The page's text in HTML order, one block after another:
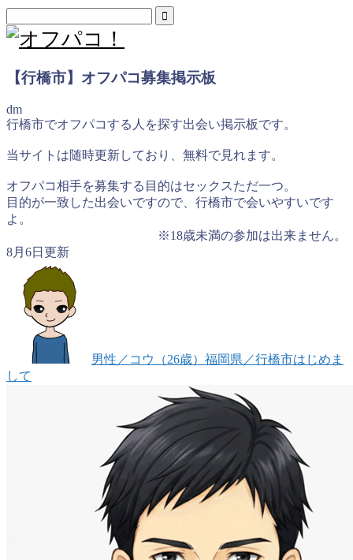
【行橋市】オフパコ募集掲示板
dm
行橋市でオフパコする人を探す出会い掲示板です。
当サイトは随時更新しており、無料で見れます。
オフパコ相手を募集する目的はセックスただ一つ。
目的が一致した出会いですので、行橋市で会いやすいです
よ。
※18歳未満の参加は出来ません。
8月6日更新
男性 ／コウ（26歳） 福岡県／行橋市はじめま
して